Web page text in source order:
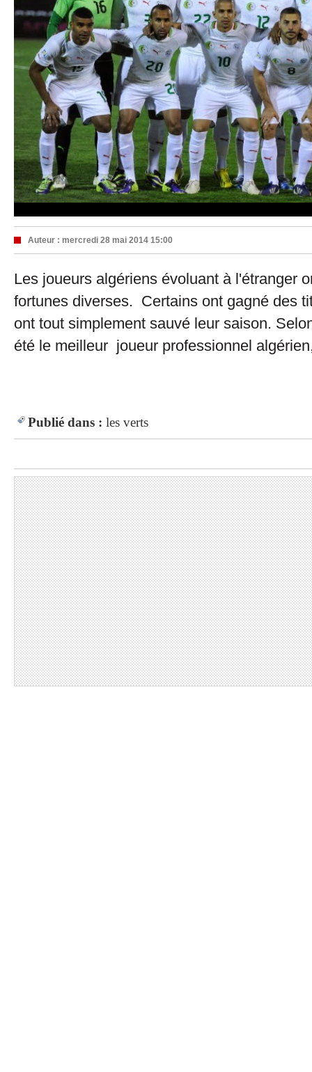
Auteur : mercredi 28 mai 2014 15:00
Les joueurs algériens évoluant à l'étranger
fortunes diverses. Certains ont gagné des
ont tout simplement sauvé leur saison.
été le meilleur joueur professionnel
Publié dans : les verts